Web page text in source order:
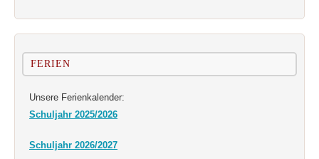
FERIEN
Unsere Ferienkalender:
Schuljahr 2025/2026
Schuljahr 2026/2027